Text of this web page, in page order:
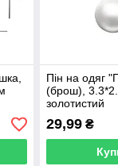
Пін на одяг
(брош),
золотистий
29,99₴